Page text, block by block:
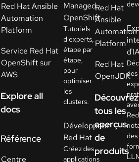
Sélectionnez
la langue
Red Hat Ansible
Automation
Platform
Service Red Hat
OpenShift sur
AWS
Explore all
docs
Référence
Centre
Managed
OpenShift
Tutoriels
d'experts,
étape par
étape,
pour
optimiser
les
clusters.
Développeur
Red Hat
Créez des
applications
Red Hat
Ansible
Automation
Platform
Red Hat
OpenJDK
Découvrez
tous les
aperçus
de
produits
des
des